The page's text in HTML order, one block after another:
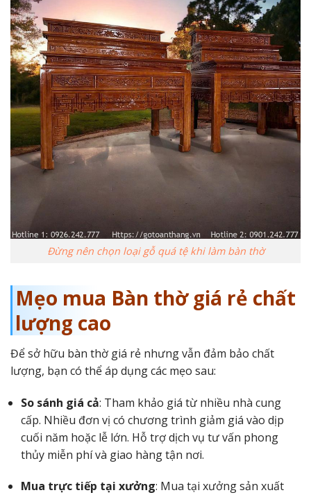
Đừng nên chọn loại gỗ quá tệ khi làm bàn thờ
Mẹo mua Bàn thờ giá rẻ chất
lượng cao
Để sở hữu bàn thờ giá rẻ nhưng vẫn đảm bảo chất
lượng, bạn có thể áp dụng các mẹo sau:
So sánh giá cả: Tham khảo giá từ nhiều nhà cung
cấp. Nhiều đơn vị có chương trình giảm giá vào dịp
cuối năm hoặc lễ lớn. Hỗ trợ dịch vụ tư vấn phong
thủy miễn phí và giao hàng tận nơi.
Mua trực tiếp tại xưởng: Mua tại xưởng sản xuất